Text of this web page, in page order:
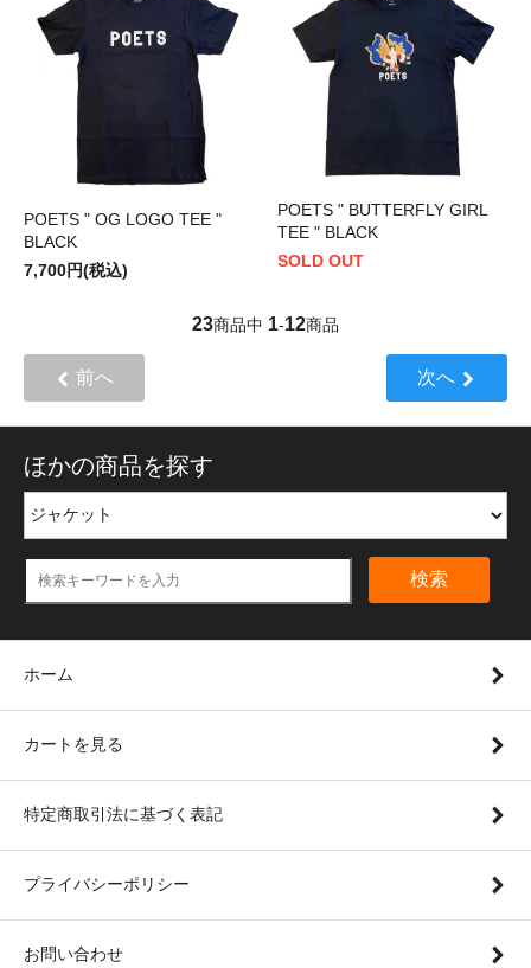
POETS " OG LOGO TEE "
BLACK
7,700円(税込)
POETS " BUTTERFLY GIRL
TEE " BLACK
SOLD OUT
23商品中 1-12商品
前へ 次へ
ほかの商品を探す
検索
ホーム
カートを見る
特定商取引法に基づく表記
プライバシーポリシー
お問い合わせ